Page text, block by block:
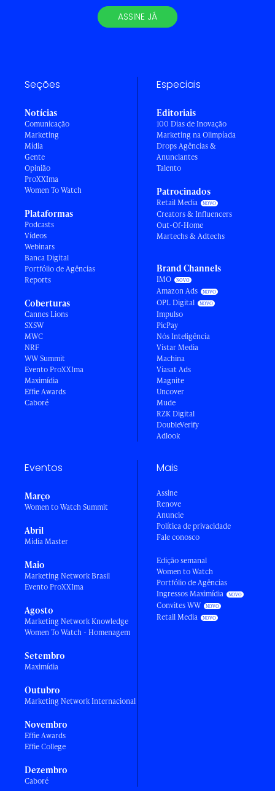
ASSINE JÁ
Seções
Notícias
Comunicação
Marketing
Mídia
Gente
Opinião
ProXXIma
Women To Watch
Plataformas
Podcasts
Vídeos
Webinars
Banca Digital
Portfólio de Agências
Reports
Coberturas
Cannes Lions
SXSW
MWC
NRF
WW Summit
Evento ProXXIma
Maximídia
Effie Awards
Caboré
Especiais
Editoriais
100 Dias de Inovação
Marketing na Olimpíada
Drops Agências &
Anunciantes
Talento
Patrocinados
Retail Media
Creators & Influencers
Out-Of-Home
Martechs & Adtechs
Brand Channels
IMO
Amazon Ads
OPL Digital
Impulso
PicPay
Nós Inteligência
Vistar Media
Machina
Viasat Ads
Magnite
Uncover
Mude
RZK Digital
DoubleVerify
Adlook
Eventos
Março
Women to Watch Summit
Abril
Mídia Master
Maio
Marketing Network Brasil
Evento ProXXIma
Agosto
Marketing Network Knowledge
Women To Watch - Homenagem
Setembro
Maximídia
Outubro
Marketing Network Internacional
Novembro
Effie Awards
Effie College
Dezembro
Caboré
Mais
Assine
Renove
Anuncie
Política de privacidade
Fale conosco
Edição semanal
Women to Watch
Portfólio de Agências
Ingressos Maximídia
Convites WW
Retail Media